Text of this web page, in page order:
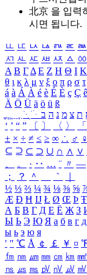
北京 을 입력
시면 됩니다.
ㅥ ㅦ ㅧ ㅨ ㅩ ㅪ ㅫ
ㅺ ㅻ ㅼ ㅽ ㅾ ㅿ ㆀ
Α Β ΓΔ Ε Ζ Η Θ Ι Κ
θ ι κ λ μ ν ξ ο π ρ σ τ
á à Á À é è É È ç Ç ê
Ä Ö Ü ä ö ü ß
ִֶֹ ֻּ ׁׂ ת צ מ נ ה ב
‘ ’ “ ” 〔 〕 〈 〉 「
± × ÷ ≠ ≤ ≥ ∞ ∴ ♂ ♀
⊆ ⊇ ⊂ ⊃ ∪ ∩ ∧ ∨
、
。 · ‥ … ¨ 〃 ―
；
？ ＾ ｀
½ ⅓ ⅔ ¼ ¾ ⅛ ⅜ ⅝
Æ Ð Ħ Ĳ Ł Ø Œ Þ Ŧ
А Б В Г Д Е Ё Ж З
Ы Ь Э Ю Я а б в г д
ы ь э ю я
′ ″ ℃ Å ￠ ￡ ￥ ¤
㎙ ㎚ ㎛ ㎜ ㎝ ㎞ ㎟
㎱ ㎲ ㎳ ㎴ ㎵ ㎶ ㎷